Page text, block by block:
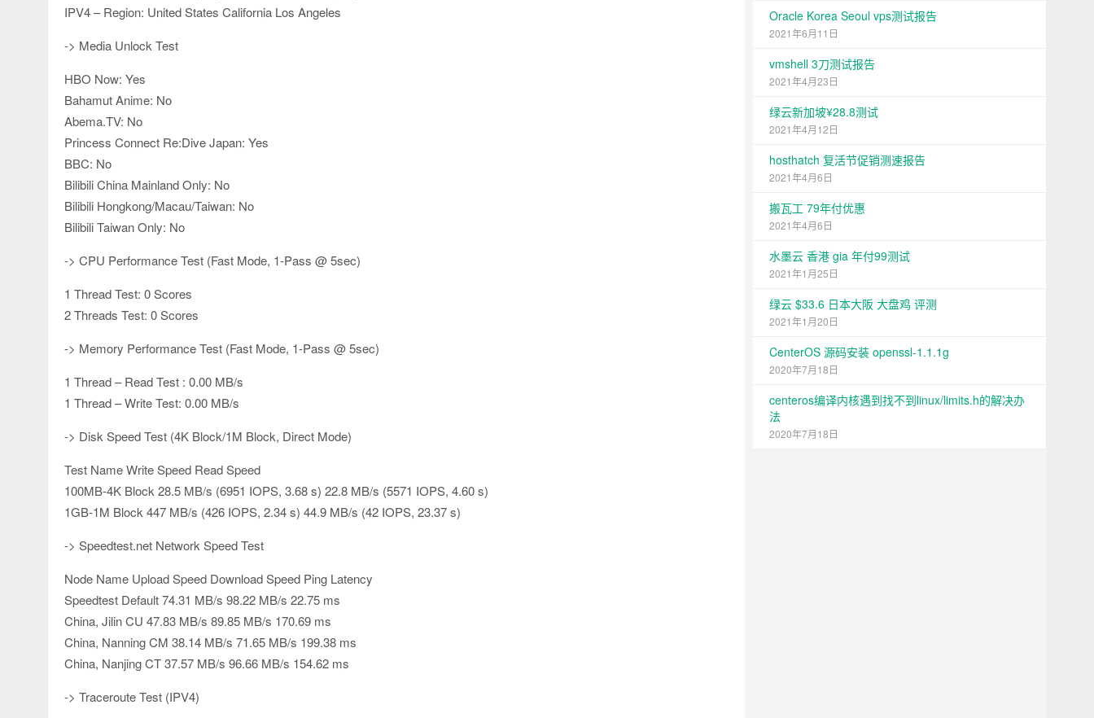
IPV4 – Region: United States California Los Angeles
-> Media Unlock Test
HBO Now: Yes
Bahamut Anime: No
Abema.TV: No
Princess Connect Re:Dive Japan: Yes
BBC: No
Bilibili China Mainland Only: No
Bilibili Hongkong/Macau/Taiwan: No
Bilibili Taiwan Only: No
-> CPU Performance Test (Fast Mode, 1-Pass @ 5sec)
1 Thread Test: 0 Scores
2 Threads Test: 0 Scores
-> Memory Performance Test (Fast Mode, 1-Pass @ 5sec)
1 Thread – Read Test : 0.00 MB/s
1 Thread – Write Test: 0.00 MB/s
-> Disk Speed Test (4K Block/1M Block, Direct Mode)
Test Name Write Speed Read Speed
100MB-4K Block 28.5 MB/s (6951 IOPS, 3.68 s) 22.8 MB/s (5571 IOPS, 4.60 s)
1GB-1M Block 447 MB/s (426 IOPS, 2.34 s) 44.9 MB/s (42 IOPS, 23.37 s)
-> Speedtest.net Network Speed Test
Node Name Upload Speed Download Speed Ping Latency
Speedtest Default 74.31 MB/s 98.22 MB/s 22.75 ms
China, Jilin CU 47.83 MB/s 89.85 MB/s 170.69 ms
China, Nanning CM 38.14 MB/s 71.65 MB/s 199.38 ms
China, Nanjing CT 37.57 MB/s 96.66 MB/s 154.62 ms
-> Traceroute Test (IPV4)
Oracle Korea Seoul vps测试报告
2021年6月11日
vmshell 3刀测试报告
2021年4月23日
绿云新加坡¥28.8测试
2021年4月12日
hosthatch 复活节促销测速报告
2021年4月6日
搬瓦工 79年付优惠
2021年4月6日
水墨云 香港 gia 年付99测试
2021年1月25日
绿云 $33.6 日本大阪 大盘鸡 评测
2021年1月20日
CenterOS 源码安装 openssl-1.1.1g
2020年7月18日
centeros编译内核遇到找不到linux/limits.h的解决办
法
2020年7月18日